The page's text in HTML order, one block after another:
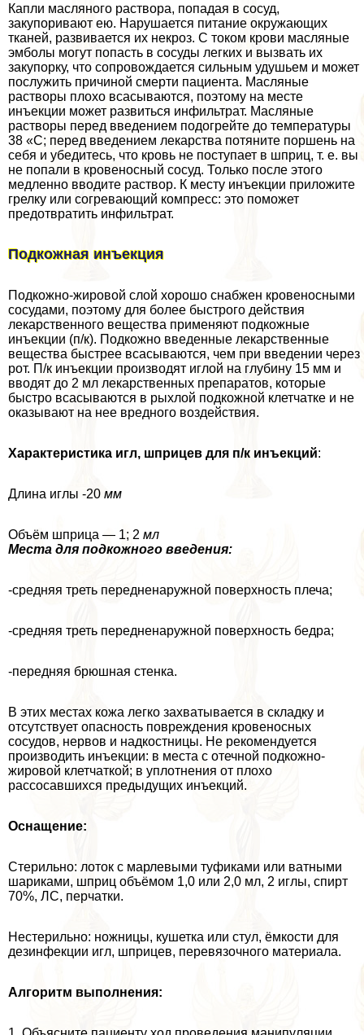
Капли масляного раствора, попадая в сосуд,
закупоривают ею. Нарушается питание окружающих
тканей, развивается их некроз. С током крови масляные
эмболы могут попасть в сосуды легких и вызвать их
закупорку, что сопровождается сильным удушьем и может
послужить причиной cмepти пациента. Масляные
растворы плохо всасываются, поэтому на месте
инъекции может развиться инфильтрат. Масляные
растворы перед введением подогрейте до температуры
38 «С; перед введением лекарства потяните поршень на
себя и убедитесь, что кровь не поступает в шприц, т. е. вы
не попали в кровеносный сосуд. Только после этого
медленно вводите раствор. К месту инъекции приложите
грелку или согревающий компресс: это поможет
предотвратить инфильтрат.
Подкожная инъекция
Подкожно-жировой слой хорошо снабжен кровеносными
сосудами, поэтому для более быстрого действия
лекарственного вещества применяют подкожные
инъекции (п/к). Подкожно введенные лекарственные
вещества быстрее всасываются, чем при введении через
рот. П/к инъекции производят иглой на глубину 15 мм и
вводят до 2 мл лекарственных препаратов, которые
быстро всасываются в рыхлой подкожной клетчатке и не
оказывают на нее вредного воздействия.
Хаpaктеристика игл, шприцев для п/к инъекций:
Длина иглы -20 мм
Объём шприца — 1; 2 мл
Места для подкожного введения:
-средняя треть передненаружной поверхность плеча;
-средняя треть передненаружной поверхность бедра;
-передняя брюшная стенка.
В этих местах кожа легко захватывается в складку и
отсутствует опасность повреждения кровеносных
сосудов, нервов и надкостницы. Не рекомендуется
производить инъекции: в места с отечной подкожно-
жировой клетчаткой; в уплотнения от плохо
рассосавшихся предыдущих инъекций.
Оснащение:
Стерильно: лоток с марлевыми туфиками или ватными
шариками, шприц объёмом 1,0 или 2,0 мл, 2 иглы, спирт
70%, ЛС, перчатки.
Нестерильно: ножницы, кушетка или стул, ёмкости для
дезинфекции игл, шприцев, перевязочного материала.
Алгоритм выполнения: